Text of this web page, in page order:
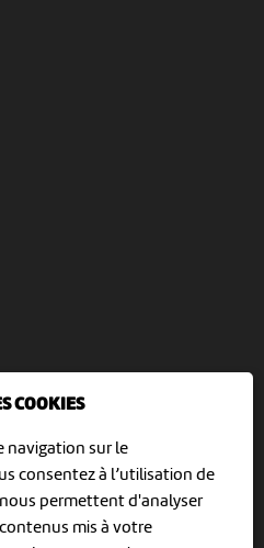
COOKIES
navigation sur le
consentez à l’utilisation de
permettent d'analyser
mis à votre